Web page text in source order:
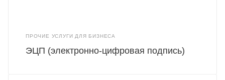
ПРОЧИЕ УСЛУГИ ДЛЯ БИЗНЕСА
ЭЦП (электронно-цифровая подпись)